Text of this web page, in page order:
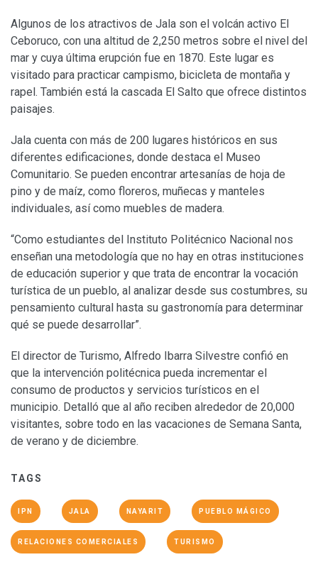
Algunos de los atractivos de Jala son el volcán activo El
Ceboruco, con una altitud de 2,250 metros sobre el nivel del
mar y cuya última erupción fue en 1870. Este lugar es
visitado para practicar campismo, bicicleta de montaña y
rapel. También está la cascada El Salto que ofrece distintos
paisajes.
Jala cuenta con más de 200 lugares históricos en sus
diferentes edificaciones, donde destaca el Museo
Comunitario. Se pueden encontrar artesanías de hoja de
pino y de maíz, como floreros, muñecas y manteles
individuales, así como muebles de madera.
“Como estudiantes del Instituto Politécnico Nacional nos
enseñan una metodología que no hay en otras instituciones
de educación superior y que trata de encontrar la vocación
turística de un pueblo, al analizar desde sus costumbres, su
pensamiento cultural hasta su gastronomía para determinar
qué se puede desarrollar”.
El director de Turismo, Alfredo Ibarra Silvestre confió en
que la intervención politécnica pueda incrementar el
consumo de productos y servicios turísticos en el
municipio. Detalló que al año reciben alrededor de 20,000
visitantes, sobre todo en las vacaciones de Semana Santa,
de verano y de diciembre.
TAGS
IPN JALA NAYARIT PUEBLO MÁGICO
RELACIONES COMERCIALES TURISMO